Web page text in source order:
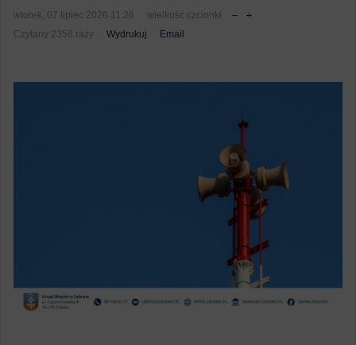
wtorek, 07 lipiec 2026 11:26
wielkość czcionki
Czytany 2358 razy
Wydrukuj Email